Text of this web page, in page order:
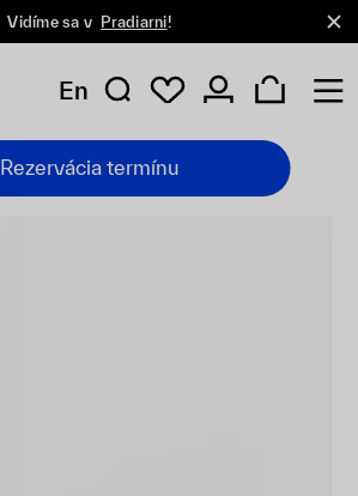
Vidíme sa v Pradiarni!
En
Rezervácia termínu